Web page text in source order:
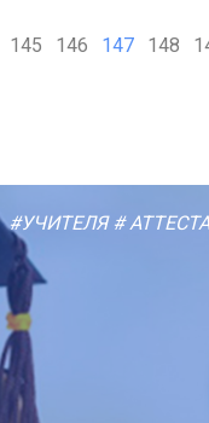
145 146 147 148
#УЧИТЕЛЯ #